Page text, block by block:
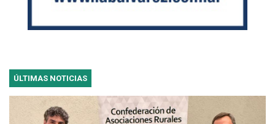
ÚLTIMAS NOTICIAS